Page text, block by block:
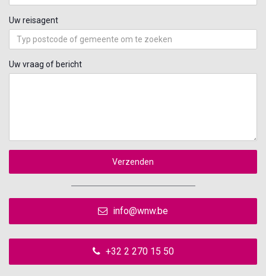
Uw reisagent
Uw vraag of bericht
Verzenden
info@wnw.be
+32 2 270 15 50